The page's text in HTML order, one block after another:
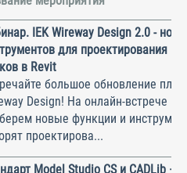
IEK Wireway Design 2.0 -
для проектирования
в Revit
большое обновление
Design! На онлайн-встрече
новые функции и
проектирова...
Model Studio CS и CADLib —